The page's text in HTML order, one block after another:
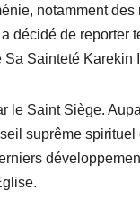
notamment
décidé de
Sainteté Karekin
le Saint Siège.
suprême